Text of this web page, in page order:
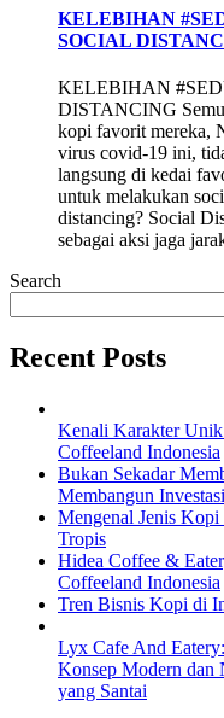
KELEBIHAN
SOCIAL
KELEBIHAN
DISTANCING
kopi favorit mereka,
virus covid-19 ini,
langsung di kedai
untuk melakukan
distancing? Social
sebagai aksi jaga
Search
Recent Posts
Kenali Karakter
Coffeeland Indonesia
Bukan Sekadar
Membangun
Mengenal Jenis Kopi
Tropis
Hidea Coffee &
Coffeeland Indonesia
Tren Bisnis Kopi di
Lyx Cafe And
Konsep Modern dan
yang Santai